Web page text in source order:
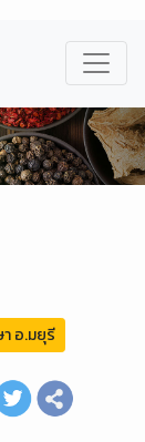
อ.มยุรี